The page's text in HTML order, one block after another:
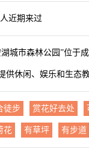
近期来过
湖城市森林公园”位于
供休闲、娱乐和生态
徒步 赏花好去处
花 有草坪 有步道